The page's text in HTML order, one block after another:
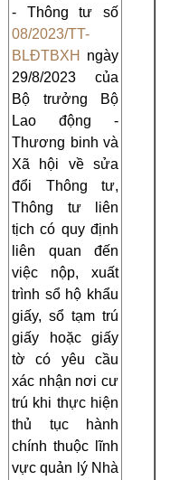
- Thông tư số
08/2023/TT-
BLĐTBXH
ngày
29/8/2023 của
Bộ trưởng Bộ
Lao động -
Thương binh và
Xã hội về sửa
đổi Thông tư,
Thông tư liên
tịch có quy định
liên quan đến
việc nộp, xuất
trình sổ hộ khẩu
giấy, sổ tạm trú
giấy hoặc giấy
tờ có yêu cầu
xác nhận nơi cư
trú khi thực hiện
thủ tục hành
chính thuộc lĩnh
vực quản lý Nhà